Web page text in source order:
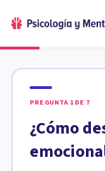
PREGUNTA 1 DE 7
¿Cómo